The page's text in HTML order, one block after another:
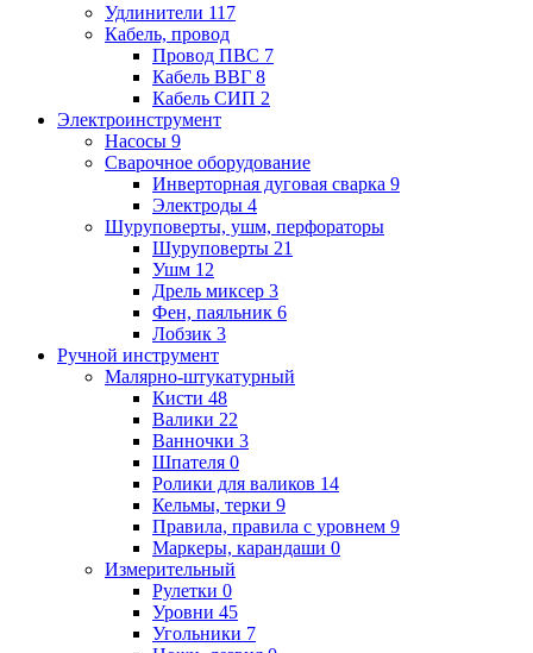
Удлинители 117
Кабель, провод
Провод ПВС 7
Кабель ВВГ 8
Кабель СИП 2
Электроинструмент
Насосы 9
Сварочное оборудование
Инверторная дуговая сварка 9
Электроды 4
Шуруповерты, ушм, перфораторы
Шуруповерты 21
Ушм 12
Дрель миксер 3
Фен, паяльник 6
Лобзик 3
Ручной инструмент
Малярно-штукатурный
Кисти 48
Валики 22
Ванночки 3
Шпателя 0
Ролики для валиков 14
Кельмы, терки 9
Правила, правила с уровнем 9
Маркеры, карандаши 0
Измерительный
Рулетки 0
Уровни 45
Угольники 7